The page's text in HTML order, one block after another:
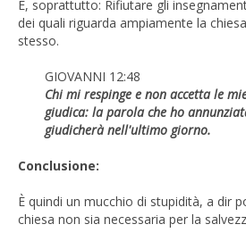
E, soprattutto: Rifiutare gli
dei quali riguarda ampiamente la
stesso.
GIOVANNI 12:48
Chi mi respinge e non accetta le
giudica: la parola che ho
giudicherà nell'ultimo giorno.
Conclusione:
È quindi un mucchio di stupidità, a dir
chiesa non sia necessaria per la